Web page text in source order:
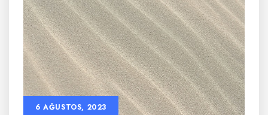
6 AĞUSTOS, 2023